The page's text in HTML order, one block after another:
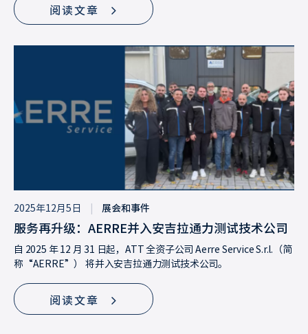
阅读文章
2025年12月5日 展会和事件
服务再升级：AERRE并入安吉拉通力测试技术公司
自 2025 年 12 月 31 日起，ATT 全资子公司 Aerre Service S.r.l.（简
称“AERRE”） 将并入安吉拉通力测试技术公司。
阅读文章